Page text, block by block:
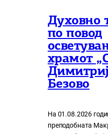
Духовно
по повод
храмот
Безово
На 01.08.2026
преподобната